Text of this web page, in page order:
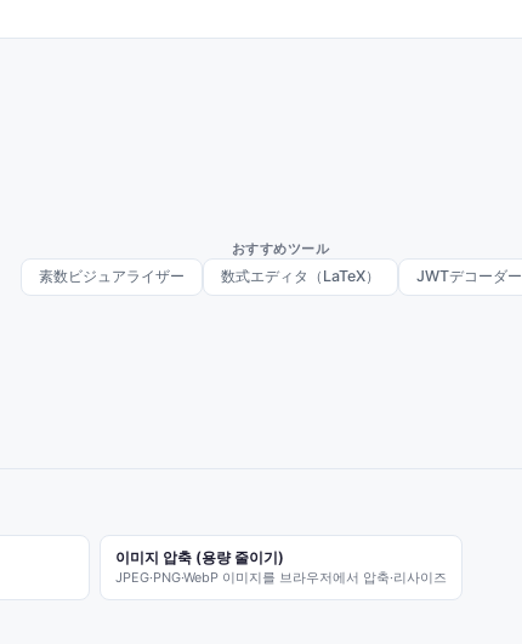
おすすめツール
素数ビジュアライザー 数式エディタ（LaTeX） JWTデコーダー
이미지 압축 (용량 줄이기)
JPEG·PNG·WebP 이미지를 브라우저에서 압축·리사이즈